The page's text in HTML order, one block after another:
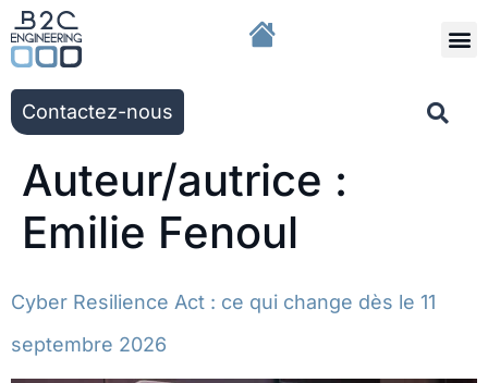
Contactez-nous
Auteur/autrice :
Emilie Fenoul
Cyber Resilience Act : ce qui change dès le 11
septembre 2026